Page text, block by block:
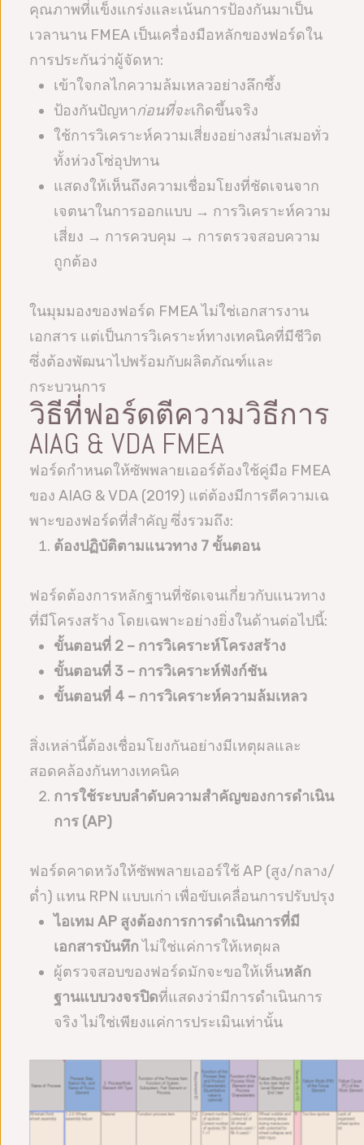
คุณภาพที่แข็งแกร่งและเน้นการป้องกันมาเป็น
เวลานาน FMEA เป็นเครื่องมือหลักของฟอร์ดใน
การประกันว่าผู้จัดหา:
เข้าใจกลไกความล้มเหลวอย่างลึกซึ้ง
ป้องกันปัญหาก่อนที่จะเกิดขึ้นจริง
ใช้การวิเคราะห์ความเสี่ยงอย่างสม่ำเสมอทั่ว
ทั้งห่วงโซ่อุปทาน
แสดงให้เห็นถึงความเชื่อมโยงที่ชัดเจนจาก
เจตนาในการออกแบบ → การวิเคราะห์ความ
เสี่ยง → การควบคุม → การตรวจสอบความ
ถูกต้อง
ในมุมมองของฟอร์ด FMEA ไม่ใช่เอกสารงาน
เอกสาร แต่เป็นการวิเคราะห์ทางเทคนิคที่มีชีวิต
ซึ่งต้องพัฒนาไปพร้อมกับผลิตภัณฑ์และ
กระบวนการ
วิธีที่ฟอร์ดตีความวิธีการ
AIAG & VDA FMEA
ฟอร์ดกำหนดให้ซัพพลายเออร์ต้องใช้คู่มือ FMEA
ของ AIAG & VDA (2019) แต่ต้องมีการตีความเฉ
พาะของฟอร์ดที่สำคัญ ซึ่งรวมถึง:
ต้องปฏิบัติตามแนวทาง 7 ขั้นตอน
ฟอร์ดต้องการหลักฐานที่ชัดเจนเกี่ยวกับแนวทาง
ที่มีโครงสร้าง โดยเฉพาะอย่างยิ่งในด้านต่อไปนี้:
ขั้นตอนที่ 2 – การวิเคราะห์โครงสร้าง
ขั้นตอนที่ 3 – การวิเคราะห์ฟังก์ชัน
ขั้นตอนที่ 4 – การวิเคราะห์ความล้มเหลว
สิ่งเหล่านี้ต้องเชื่อมโยงกันอย่างมีเหตุผลและ
สอดคล้องกันทางเทคนิค
การใช้ระบบลำดับความสำคัญของการดำเนิน
การ (AP)
ฟอร์ดคาดหวังให้ซัพพลายเออร์ใช้ AP (สูง/กลาง/
ต่ำ) แทน RPN แบบเก่า เพื่อขับเคลื่อนการปรับปรุง
ไอเทม AP สูงต้องการการดำเนินการที่มี
เอกสารบันทึกไม่ใช่แค่การให้เหตุผล
ผู้ตรวจสอบของฟอร์ดมักจะขอให้เห็นหลัก
ฐานแบบวงจรปิดที่แสดงว่ามีการดำเนินการ
จริง ไม่ใช่เพียงแค่การประเมินเท่านั้น